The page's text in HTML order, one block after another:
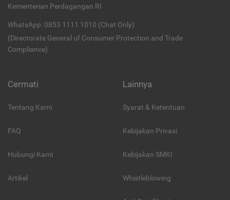
Kementerian Perdagangan RI
WhatsApp: 0853 1111 1010 (Chat Only)
(Directorate General of Consumer Protection and Trade
Compliance)
Cermati
Tentang Kami
FAQ
Hubungi Kami
Artikel
Lainnya
Syarat & Ketentuan
Kebijakan Privasi
Kebijakan SMKI
Whistleblowing